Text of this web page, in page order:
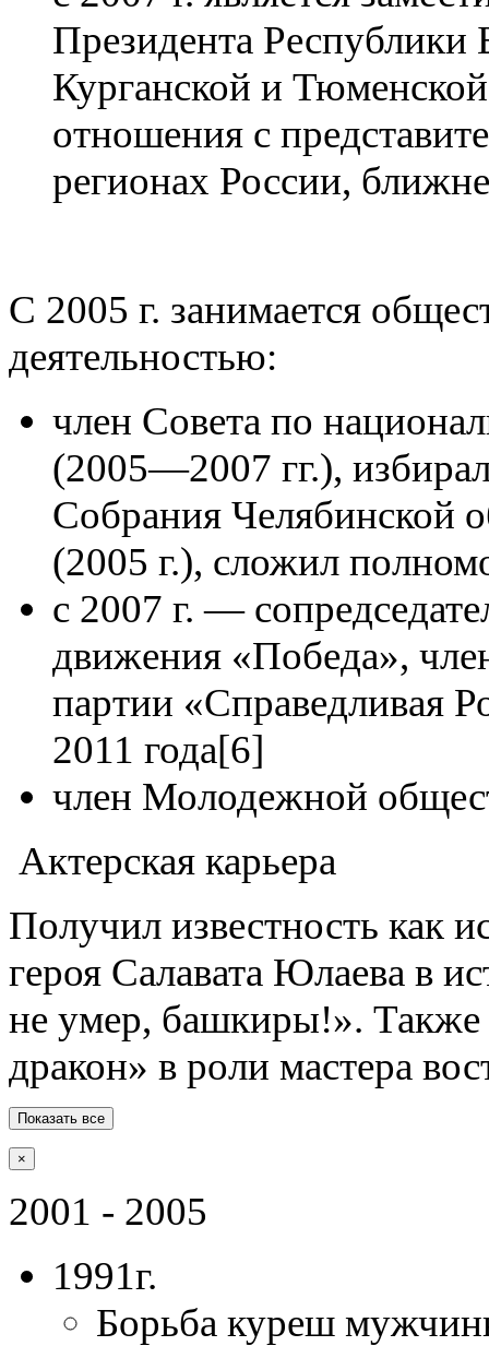
Президента Республики
Курганской и
отношения с
регионах России,
С 2005 г. занимается
деятельностью:
член Совета по
(2005—2007 гг.),
Собрания Челябинской
(2005 г.), сложил
с 2007 г. —
движения «Победа»,
партии «Справедливая
2011 года[6]
член Молодежной
Актерская карьера
Получил известность как
героя Салавата Юлаева в
не умер, башкиры!». Также
дракон» в роли мастера
Показать все
×
2001 - 2005
1991г.
Борьба куреш